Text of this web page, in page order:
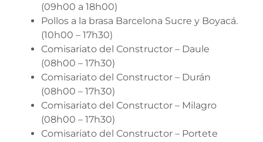
(09h00 a 18h00)
Pollos a la brasa Barcelona Sucre y Boyacá.
(10h00 – 17h30)
Comisariato del Constructor – Daule
(08h00 – 17h30)
Comisariato del Constructor – Durán
(08h00 – 17h30)
Comisariato del Constructor – Milagro
(08h00 – 17h30)
Comisariato del Constructor – Portete